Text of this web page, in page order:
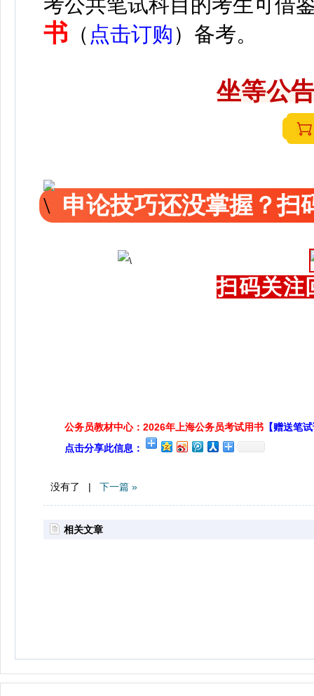
书 （ 点击订购）备考。
坐等公
申论技巧还没掌握？扫
扫码关注
公务员教材中心：2026年上海公务员考试用书 【赠送笔
点击分享此信息：
没有了 | 下一篇 »
相关文章